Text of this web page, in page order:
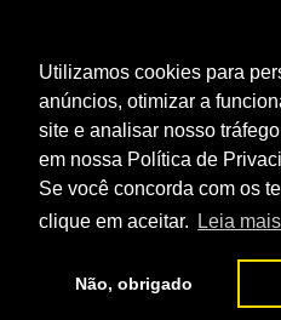
Utilizamos cookies para
anúncios, otimizar a
site e analisar nosso
em nossa Política de
Se você concorda com os
clique em aceitar.
Leia mais
Não, obrigado
NOTÍCIAS
HOME LUTADORES /
Guram